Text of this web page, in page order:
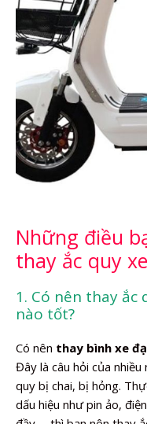
Những điều
thay ắc quy
1. Có nên thay ắc
nào tốt?
Có nên thay bình xe
Đây là câu hỏi của
quy bị chai, bị hỏng.
dấu hiệu như pin ảo,